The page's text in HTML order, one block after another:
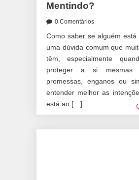
Mentindo?
0 Comentários
Como saber se alguém está
uma dúvida comum que
têm, especialmente
proteger a si mesmas
promessas, enganos ou
entender melhor as
está ao […]